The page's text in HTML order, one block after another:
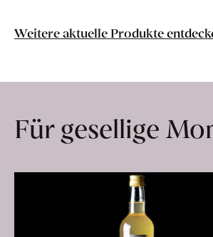
Lebensmittel
Hof
erfahren
Weitere aktuelle Produkte
Für gesellige